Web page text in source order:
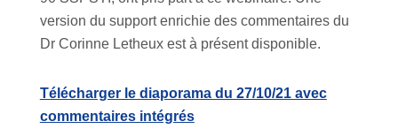
version du support enrichie des commentaires du
Dr Corinne Letheux est à présent disponible.
Télécharger le diaporama du 27/10/21 avec
commentaires intégrés